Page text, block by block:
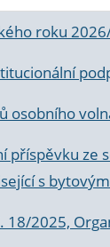
roku
osobního
příspěvku
s
2025,